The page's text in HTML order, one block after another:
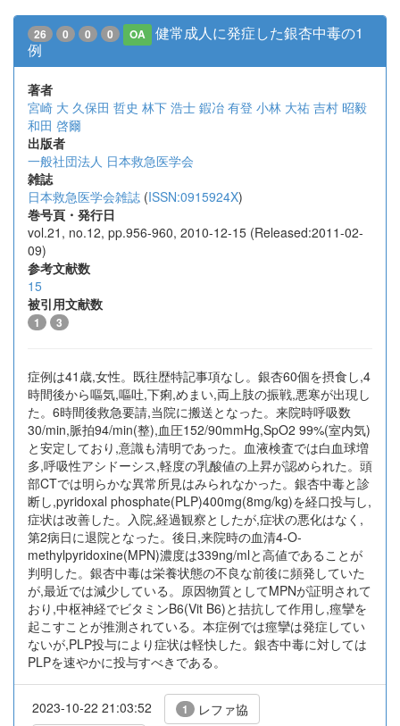
26 0 0 0 OA
健常成人に発症した銀杏中毒の1
例
著者
宮崎 大 久保田 哲史 林下 浩士 鍜冶 有登 小林 大祐 吉村 昭毅
和田 啓爾
出版者
一般社団法人 日本救急医学会
雑誌
日本救急医学会雑誌 (ISSN:0915924X)
巻号頁・発行日
vol.21, no.12, pp.956-960, 2010-12-15 (Released:2011-02-
09)
参考文献数
15
被引用文献数
1 3
症例は41歳,女性。既往歴特記事項なし。銀杏60個を摂食し,4
時間後から嘔気,嘔吐,下痢,めまい,両上肢の振戦,悪寒が出現し
た。6時間後救急要請,当院に搬送となった。来院時呼吸数
30/min,脈拍94/min(整),血圧152/90mmHg,SpO2 99%(室内気)
と安定しており,意識も清明であった。血液検査では白血球増
多,呼吸性アシドーシス,軽度の乳酸値の上昇が認められた。頭
部CTでは明らかな異常所見はみられなかった。銀杏中毒と診
断し,pyridoxal phosphate(PLP)400mg(8mg/kg)を経口投与し,
症状は改善した。入院,経過観察としたが,症状の悪化はなく,
第2病日に退院となった。後日,来院時の血清4-O-
methylpyridoxine(MPN)濃度は339ng/mlと高値であることが
判明した。銀杏中毒は栄養状態の不良な前後に頻発していた
が,最近では減少している。原因物質としてMPNが証明されて
おり,中枢神経でビタミンB6(Vit B6)と拮抗して作用し,痙攣を
起こすことが推測されている。本症例では痙攣は発症してい
ないが,PLP投与により症状は軽快した。銀杏中毒に対しては
PLPを速やかに投与すべきである。
2023-10-22 21:03:52 1 レファ協